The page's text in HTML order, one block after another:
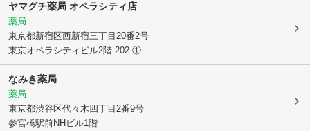
ヤマグチ薬局 オペラシティ店
薬局
東京都新宿区西新宿三丁目20番2号
東京オペラシティビル2階 202-①
なみき薬局
薬局
東京都渋谷区代々木四丁目2番9号
参宮橋駅前NHビル1階